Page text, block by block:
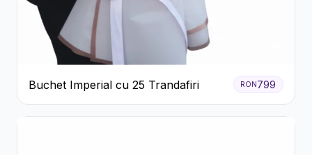
Buchet Imperial cu 25 Trandafiri RON799